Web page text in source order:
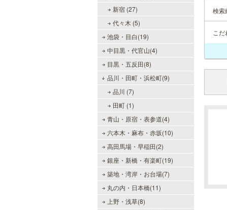
新宿 (27)
代々木 (5)
池袋・目白(19)
中目黒・代官山(4)
目黒・五反田(8)
品川・田町・浜松町(9)
品川 (7)
田町 (1)
青山・原宿・表参道(4)
六本木・麻布・赤坂(10)
高田馬場・早稲田(2)
銀座・新橋・有楽町(19)
築地・湾岸・お台場(7)
丸の内・日本橋(11)
上野・浅草(8)
検索
こ